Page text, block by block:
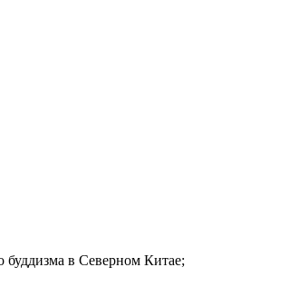
Studios. Откройте Китай вместе.
в Северном Китае;